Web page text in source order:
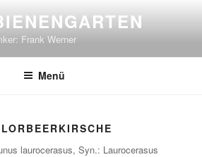
Frank Werner
Menü
LORBEERKIRSCHE
laurocerasus, Syn.: Laurocerasus